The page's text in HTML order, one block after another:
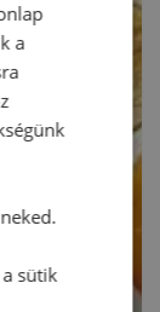
a
sütik